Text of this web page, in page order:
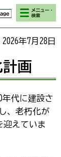
検索・メニ
ュー
年7月28日
画
代に建設さ
、老朽化が
迎えていま